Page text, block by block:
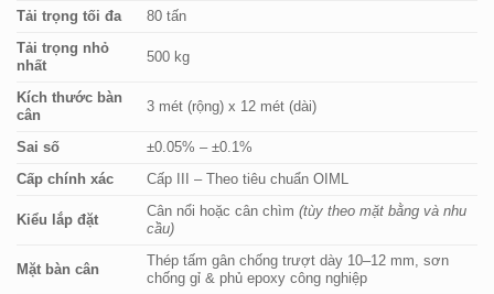
Tải trọng tối đa
80 tấn
Tải trọng nhỏ
nhất
500 kg
Kích thước bàn
cân
3 mét (rộng) x 12 mét (dài)
Sai số
±0.05% – ±0.1%
Cấp chính xác
Cấp III – Theo tiêu chuẩn OIML
Kiểu lắp đặt
Cân nổi hoặc cân chìm(tùy theo mặt bằng và nhu
cầu)
Mặt bàn cân
Thép tấm gân chống trượt dày 10–12 mm, sơn
chống gỉ & phủ epoxy công nghiệp